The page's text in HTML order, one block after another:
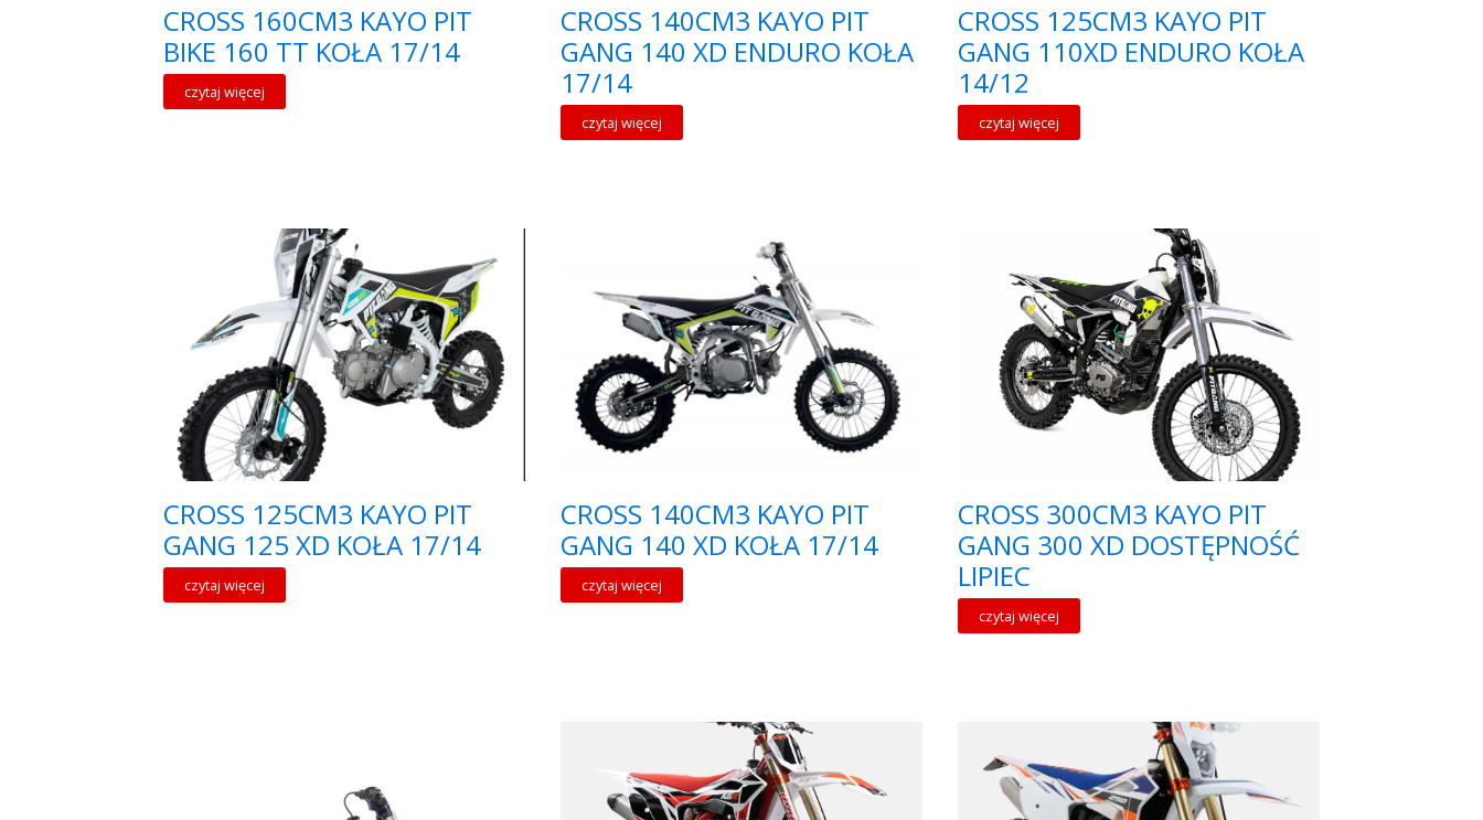
CROSS 160CM3 KAYO PIT
BIKE 160 TT KOŁA 17/14
czytaj więcej
CROSS 140CM3 KAYO PIT
GANG 140 XD ENDURO KOŁA
17/14
czytaj więcej
CROSS 125CM3 KAYO PIT
GANG 110XD ENDURO KOŁA
14/12
czytaj więcej
CROSS 125CM3 KAYO PIT
GANG 125 XD KOŁA 17/14
czytaj więcej
CROSS 140CM3 KAYO PIT
GANG 140 XD KOŁA 17/14
czytaj więcej
CROSS 300CM3 KAYO PIT
GANG 300 XD DOSTĘPNOŚĆ
LIPIEC
czytaj więcej